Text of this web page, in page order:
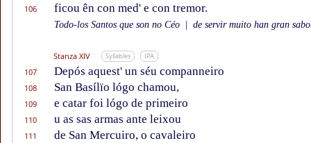
106 ficou ên con med' e con tremor.
Todo-los Santos que son no Céo de servir muito han gran
Stanza XIV Syllables IPA
107 Depós aquest' un séu companneiro
108 San Basílïo lógo chamou,
109 e catar foi lógo de primeiro
110 u as sas armas ante leixou
111 de San Mercuiro, o cavaleiro